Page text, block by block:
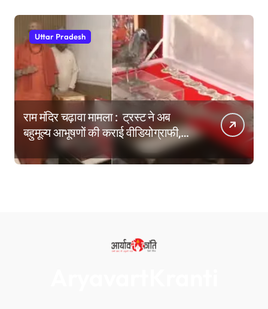
Uttar Pradesh
राम मंदिर चढ़ावा मामला : ट्रस्ट ने अब
बहुमूल्य आभूषणों की कराई वीडियोग्राफी,
वेबसाइट पर दिखाने की तैयारी